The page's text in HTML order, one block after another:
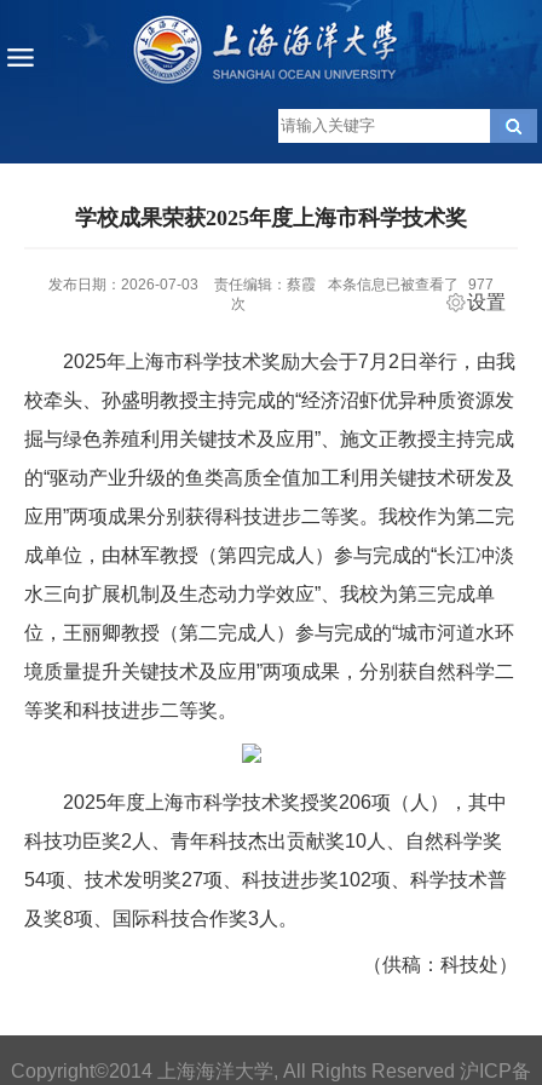
学校成果荣获2025年度上海市科学技术奖
发布日期：2026-07-03 责任编辑：蔡霞 本条信息已被查看了
977
次
设置
2025年上海市科学技术奖励大会于7月2日举行，由我
校牵头、孙盛明教授主持完成的“经济沼虾优异种质资源发
掘与绿色养殖利用关键技术及应用”、施文正教授主持完成
的“驱动产业升级的鱼类高质全值加工利用关键技术研发及
应用”两项成果分别获得科技进步二等奖。我校作为第二完
成单位，由林军教授（第四完成人）参与完成的“长江冲淡
水三向扩展机制及生态动力学效应”、我校为第三完成单
位，王丽卿教授（第二完成人）参与完成的“城市河道水环
境质量提升关键技术及应用”两项成果，分别获自然科学二
等奖和科技进步二等奖。
2025年度上海市科学技术奖授奖206项（人），其中
科技功臣奖2人、青年科技杰出贡献奖10人、自然科学奖
54项、技术发明奖27项、科技进步奖102项、科学技术普
及奖8项、国际科技合作奖3人。
（供稿：科技处）
Copyright©2014 上海海洋大学, All Rights Reserved 沪ICP备